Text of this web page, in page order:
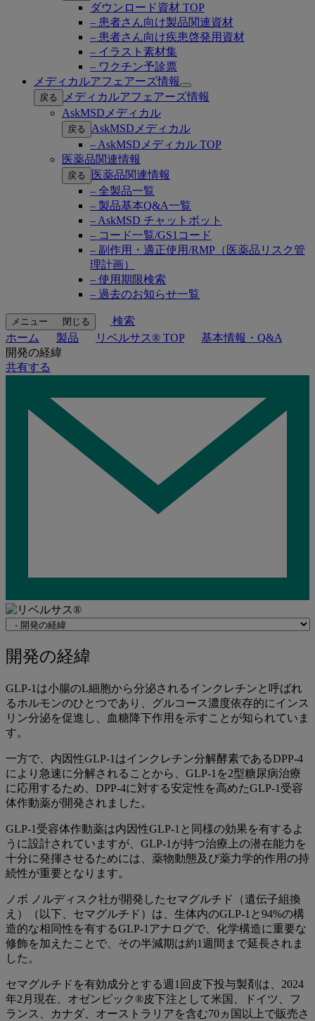
ダウンロード資材 TOP
– 患者さん向け製品関連資材
– 患者さん向け疾患啓発用資材
– イラスト素材集
– ワクチン予診票
メディカルアフェアーズ情報
Open
submenu
戻る
メディカルアフェアーズ情報
AskMSDメディカル
戻る
AskMSDメディカル
– AskMSDメディカル TOP
医薬品関連情報
戻る
医薬品関連情報
– 全製品一覧
– 製品基本Q&A一覧
– AskMSD チャットボット
– コード一覧/GS1コード
– 副作用・適正使用/RMP（医薬品リスク管
理計画）
– 使用期限検索
– 過去のお知らせ一覧
メニュー 閉じる
検索
ホーム
製品 リベルサス® TOP
基本情報・Q&A
開発の経緯
共有する
Navigate
関
連
ー
ジ
開
の
経
開発の経緯
GLP-1は小腸のL細胞から分泌されるインクレチンと呼ばれ
るホルモンのひとつであり、グルコース濃度依存的にインス
リン分泌を促進し、血糖降下作用を示すことが知られていま
す。
一方で、内因性GLP-1はインクレチン分解酵素であるDPP-4
により急速に分解されることから、GLP-1を2型糖尿病治療
に応用するため、DPP-4に対する安定性を高めたGLP-1受容
体作動薬が開発されました。
GLP-1受容体作動薬は内因性GLP-1と同様の効果を有するよ
うに設計されていますが、GLP-1が持つ治療上の潜在能力を
十分に発揮させるためには、薬物動態及び薬力学的作用の持
続性が重要となります。
ノボ ノルディスク社が開発したセマグルチド（遺伝子組換
え）（以下、セマグルチド）は、生体内のGLP-1と94%の構
造的な相同性を有するGLP-1アナログで、化学構造に重要な
修飾を加えたことで、その半減期は約1週間まで延長されま
した。
セマグルチドを有効成分とする週1回皮下投与製剤は、2024
年2月現在、オゼンピック®皮下注として米国、ドイツ、フ
ランス、カナダ、オーストラリアを含む70ヵ国以上で販売さ